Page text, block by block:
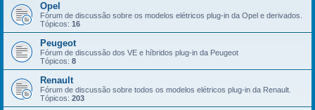
Opel
Fórum de discussão sobre os modelos elétricos plug-in da Opel e derivados.
Tópicos: 16
Peugeot
Fórum de discussão dos VE e híbridos plug-in da Peugeot
Tópicos: 8
Renault
Fórum de discussão sobre todos os modelos elétricos plug-in da Renault.
Tópicos: 203